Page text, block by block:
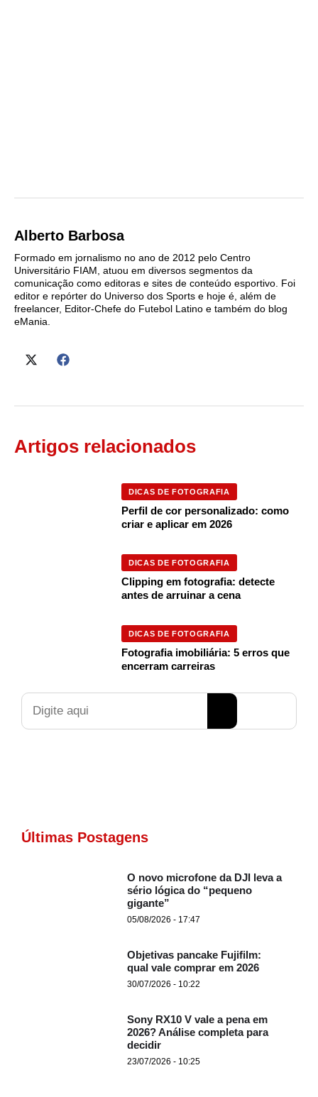
Alberto Barbosa
Formado em jornalismo no ano de 2012 pelo Centro
Universitário FIAM, atuou em diversos segmentos da
comunicação como editoras e sites de conteúdo esportivo. Foi
editor e repórter do Universo dos Sports e hoje é, além de
freelancer, Editor-Chefe do Futebol Latino e também do blog
eMania.
Artigos relacionados
DICAS DE FOTOGRAFIA
Perfil de cor personalizado: como
criar e aplicar em 2026
DICAS DE FOTOGRAFIA
Clipping em fotografia: detecte
antes de arruinar a cena
DICAS DE FOTOGRAFIA
Fotografia imobiliária: 5 erros que
encerram carreiras
Pesquisar
Últimas Postagens
O novo microfone da DJI leva a
sério lógica do “pequeno
gigante”
05/08/2026 - 17:47
Objetivas pancake Fujifilm:
qual vale comprar em 2026
30/07/2026 - 10:22
Sony RX10 V vale a pena em
2026? Análise completa para
decidir
23/07/2026 - 10:25